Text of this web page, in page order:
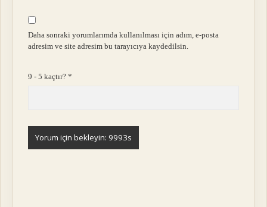
Daha sonraki yorumlarımda kullanılması için adım, e-posta
adresim ve site adresim bu tarayıcıya kaydedilsin.
9 - 5 kaçtır?*